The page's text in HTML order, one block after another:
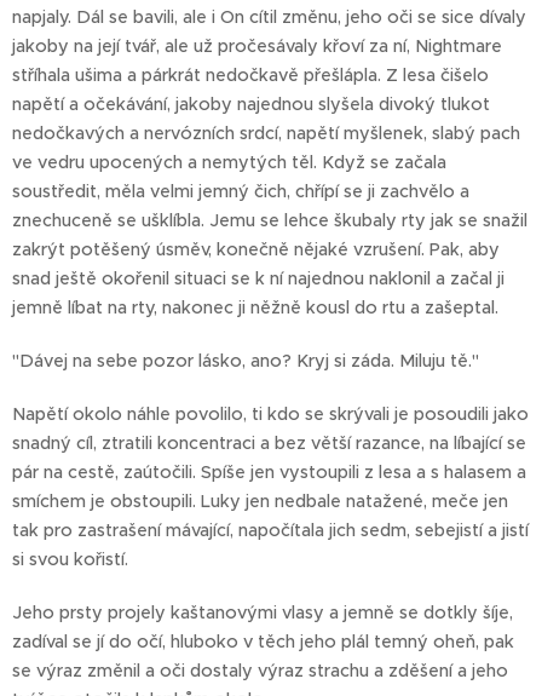
napjaly. Dál se bavili, ale i On cítil změnu, jeho oči se sice dívaly
jakoby na její tvář, ale už pročesávaly křoví za ní, Nightmare
stříhala ušima a párkrát nedočkavě přešlápla. Z lesa čišelo
napětí a očekávání, jakoby najednou slyšela divoký tlukot
nedočkavých a nervózních srdcí, napětí myšlenek, slabý pach
ve vedru upocených a nemytých těl. Když se začala
soustředit, měla velmi jemný čich, chřípí se ji zachvělo a
znechuceně se ušklíbla. Jemu se lehce škubaly rty jak se snažil
zakrýt potěšený úsměv, konečně nějaké vzrušení. Pak, aby
snad ještě okořenil situaci se k ní najednou naklonil a začal ji
jemně líbat na rty, nakonec ji něžně kousl do rtu a zašeptal.
"Dávej na sebe pozor lásko, ano? Kryj si záda. Miluju tě."
Napětí okolo náhle povolilo, ti kdo se skrývali je posoudili jako
snadný cíl, ztratili koncentraci a bez větší razance, na líbající se
pár na cestě, zaútočili. Spíše jen vystoupili z lesa a s halasem a
smíchem je obstoupili. Luky jen nedbale natažené, meče jen
tak pro zastrašení mávající, napočítala jich sedm, sebejistí a jistí
si svou kořistí.
Jeho prsty projely kaštanovými vlasy a jemně se dotkly šíje,
zadíval se jí do očí, hluboko v těch jeho plál temný oheň, pak
se výraz změnil a oči dostaly výraz strachu a zděšení a jeho